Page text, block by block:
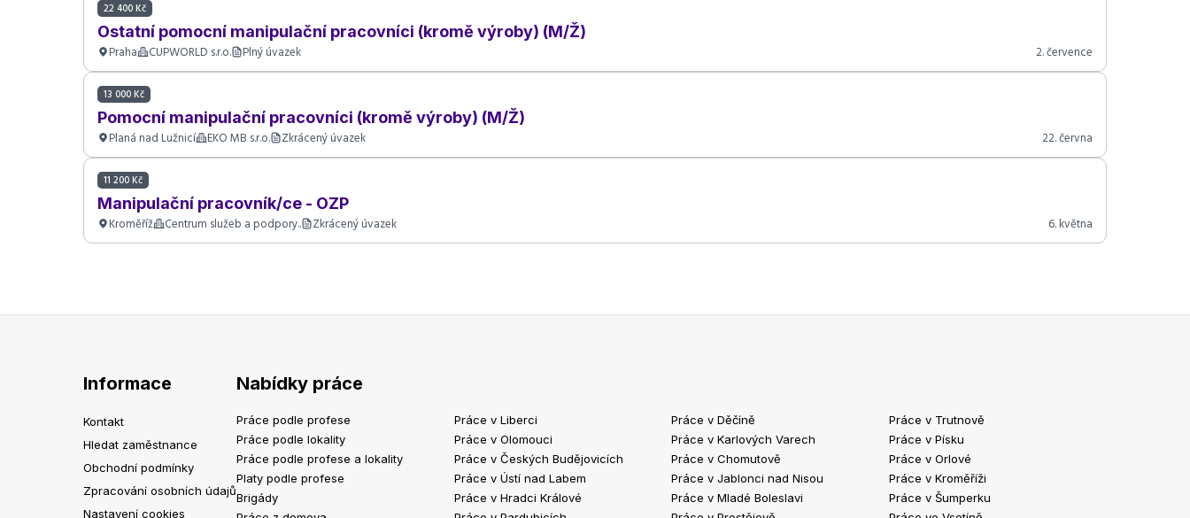
22 400 Kč
Ostatní pomocní manipulační pracovníci (kromě výroby) (M/Ž)
Praha CUPWORLD s.r.o. Plný úvazek 2. července
13 000 Kč
Pomocní manipulační pracovníci (kromě výroby) (M/Ž)
Planá nad Lužnicí EKO MB s.r.o. Zkrácený úvazek 22. června
11 200 Kč
Manipulační pracovník/ce - OZP
Kroměříž Centrum služeb a podpory.. Zkrácený úvazek 6. května
Informace
Kontakt
Hledat zaměstnance
Obchodní podmínky
Zpracování osobních údajů
Nastavení cookies
Nabídky práce
Práce podle profese
Práce podle lokality
Práce podle profese a lokality
Platy podle profese
Brigády
Práce v Liberci
Práce v Olomouci
Práce v Českých Budějovicích
Práce v Ústí nad Labem
Práce v Hradci Králové
Práce v Děčíně
Práce v Karlových Varech
Práce v Chomutově
Práce v Jablonci nad Nisou
Práce v Mladé Boleslavi
Práce v Trutnově
Práce v Písku
Práce v Orlové
Práce v Kroměříži
Práce v Šumperku